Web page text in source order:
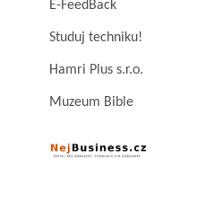
E-FeedBack
Studuj techniku!
Hamri Plus s.r.o.
Muzeum Bible